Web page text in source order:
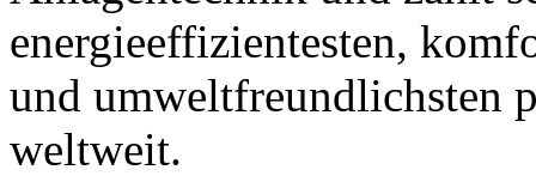
energieeffizientesten,
und umweltfreundlichsten
weltweit.